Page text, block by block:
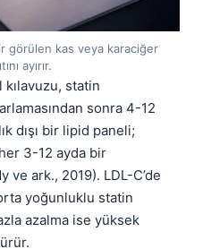
görülen kas veya karaciğer
ayırır.
statin
sonra 4-12
dışı bir lipid paneli;
3-12 ayda bir
ve ark., 2019). LDL-C’de
yoğunluklu statin
azalma ise yüksek